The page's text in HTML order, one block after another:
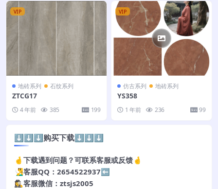
VIP
地砖系列 石纹系列
ZTCG17
4 年前 385 199
VIP
仿古系列 地砖系列
YS358
1 年前 236 99
⬇️⬇️⬇️购买下载⬇️⬇️⬇️
🤞下载遇到问题？可联系客服或反馈🤞
🧏‍♂️客服QQ：2654522937⬅️
🕵️‍♀️客服微信：ztsjs2005